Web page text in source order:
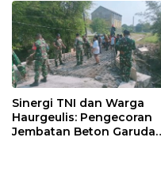
Muscablub
Sinergi TNI dan Warga
Haurgeulis: Pengecoran
Jembatan Beton Garuda